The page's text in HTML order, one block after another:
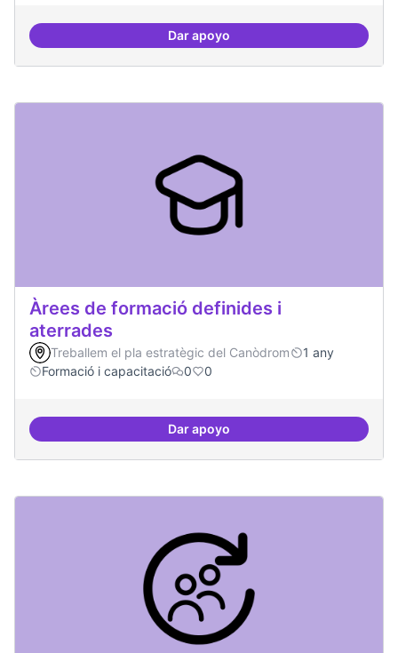
Dar apoyoMemòria HIstòrica
Àrees de formació definides i
aterrades
Treballem el pla estratègic del Canòdrom
1 any
Formació i capacitació
0 0
Dar apoyoÀrees de formació definides i